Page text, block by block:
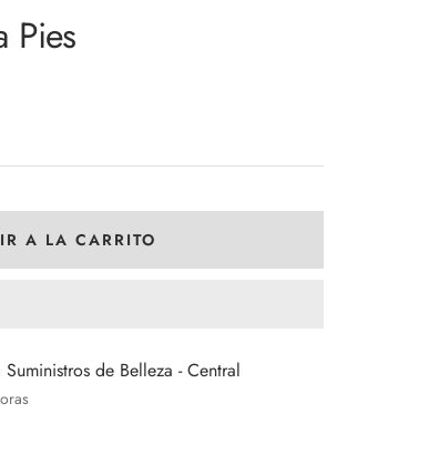
Pies
A LA CARRITO
de Belleza - Central